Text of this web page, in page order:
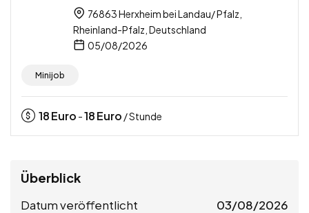
76863 Herxheim bei Landau/ Pfalz,
Rheinland-Pfalz, Deutschland
05/08/2026
Minijob
18Euro -18Euro / Stunde
Überblick
Datum veröffentlicht 03/08/2026